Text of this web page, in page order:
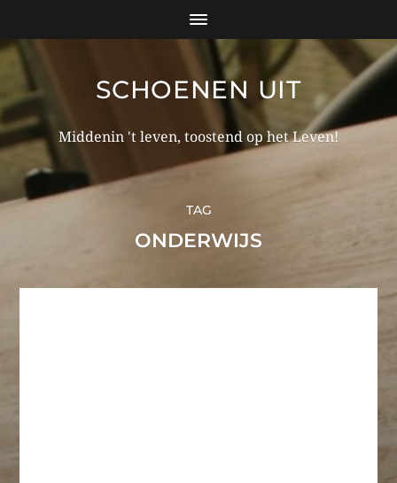
SCHOENEN UIT
Middenin 't leven, toostend op het Leven!
TAG
ONDERWIJS